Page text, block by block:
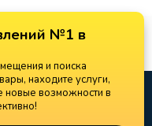
№1 в
и поиска
находите услуги,
новые возможности в